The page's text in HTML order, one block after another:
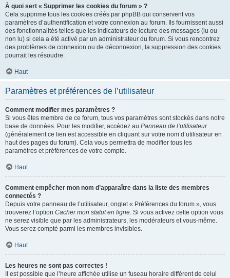
À quoi sert « Supprimer les cookies du forum » ?
Cela supprime tous les cookies créés par phpBB qui conservent vos
paramètres d’authentification et votre connexion au forum. Ils fournissent aussi
des fonctionnalités telles que les indicateurs de lecture des messages (lu ou
non lu) si cela a été activé par un administrateur du forum. Si vous rencontrez
des problèmes de connexion ou de déconnexion, la suppression des cookies
pourrait les résoudre.
Haut
Paramètres et préférences de l’utilisateur
Comment modifier mes paramètres ?
Si vous êtes membre de ce forum, tous vos paramètres sont stockés dans notre
base de données. Pour les modifier, accédez au Panneau de l’utilisateur
(généralement ce lien est accessible en cliquant sur votre nom d’utilisateur en
haut des pages du forum). Cela vous permettra de modifier tous les
paramètres et préférences de votre compte.
Haut
Comment empêcher mon nom d’apparaître dans la liste des membres
connectés ?
Depuis votre panneau de l’utilisateur, onglet « Préférences du forum », vous
trouverez l’option Cacher mon statut en ligne. Si vous activez cette option vous
ne serez visible que par les administrateurs, les modérateurs et vous-même.
Vous serez compté parmi les membres invisibles.
Haut
Les heures ne sont pas correctes !
Il est possible que l’heure affichée utilise un fuseau horaire différent de celui